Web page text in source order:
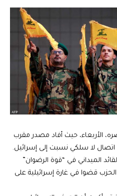
مقتل 20 من عناصره، الأربعاء، حيث أفاد مصدر مقرب
اتصال لا سلكي نسبت إلى إسرائيل.
الميداني في “قوة الرضوان”
و5 عناصر من الحزب قضوا في غارة إسرائيلية على